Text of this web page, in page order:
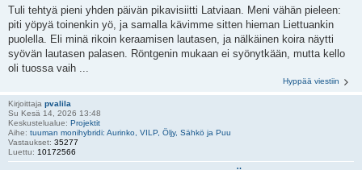
Tuli tehtyä pieni yhden päivän pikavisiitti Latviaan. Meni vähän pieleen:
piti yöpyä toinenkin yö, ja samalla kävimme sitten hieman Liettuankin
puolella. Eli minä rikoin keraamisen lautasen, ja nälkäinen koira näytti
syövän lautasen palasen. Röntgenin mukaan ei syönytkään, mutta kello
oli tuossa vaih ...
Hyppää viestiin
Kirjoittaja pvalila
Su Kesä 14, 2026 13:48
Keskustelualue: Projektit
Aihe: tuuman monihybridi: Aurinko, VILP, Öljy, Sähkö ja Puu
Vastaukset: 35277
Luettu: 10172566